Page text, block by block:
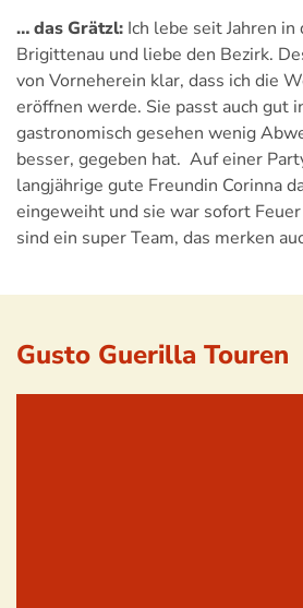
… das Grätzl: Ich lebe seit Jahren in
Brigittenau und liebe den Bezirk.
von Vorneherein klar, dass ich die
eröffnen werde. Sie passt auch gut
gastronomisch gesehen wenig
besser, gegeben hat. Auf einer
langjährige gute Freundin Corinna
eingeweiht und sie war sofort
sind ein super Team, das merken
Gusto Guerilla Touren